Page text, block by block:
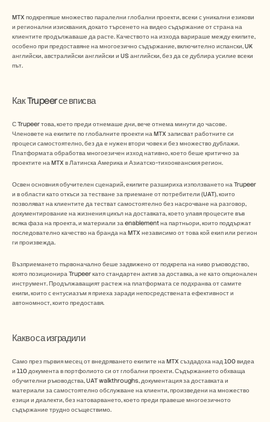
MTX подкрепяше множество паралелни глобални проекти, всеки с уникални езикови
и регионални изисквания, докато търсенето на видео съдържание от страна на
клиентите продължаваше да расте. Качеството на изхода варираше между екипите,
особено при предоставяне на многоезично съдържание, включително испански, UK
английски, австралийски английски и US английски, без да се дублира усилие всеки
път.
Как Trupeer се вписва
С Trupeer това, което преди отнемаше дни, вече отнема минути до часове.
Членовете на екипите по глобалните проекти на MTX записват работните си
процеси самостоятелно, без да е нужен втори човек и без множество дублажи.
Платформата обработва многоезичен изход нативно, което беше критично за
проектите на MTX в Латинска Америка и Азиатско-тихоокеанския регион.
Освен основния обучителен сценарий, екипите разшириха използването на Trupeer
и в области като откъси за тестване за приемане от потребители (UAT), които
позволяват на клиентите да тестват самостоятелно без насрочване на разговор,
документирование на жизнения цикъл на доставката, което улавя процесите във
всяка фаза на проекта, и материали за enablement на партньори, които поддържат
последователно качество на бранда на MTX независимо от това кой екип или регион
ги произвежда.
Възприемането първоначално беше задвижено от подкрепа на ниво ръководство,
която позиционира Trupeer като стандартен актив за доставка, а не като опционален
инструмент. Продължаващият растеж на платформата се подхранва от самите
екипи, които с ентусиазъм я приеха заради непосредствената ефективност и
автономност, които предоставя.
Какво са изградили
Само през първия месец от внедряването екипите на MTX създадоха над 100 видеа
и 110 документа в портфолиото си от глобални проекти. Съдържанието обхваща
обучителни ръководства, UAT walkthroughs, документация за доставката и
материали за самостоятелно обслужване на клиенти, произведени на множество
езици и диалекти, без натоварването, което преди правеше многоезичното
съдържание трудно осъществимо.